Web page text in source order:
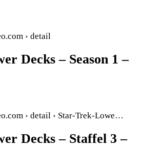
› detail
Decks – Season 1 –
› detail › Star-Trek-Lowe…
Decks – Staffel 3 –